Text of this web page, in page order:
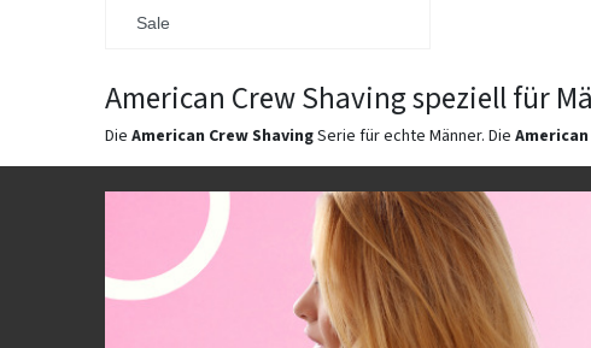
Sale
American Crew Shaving speziell für
Die American Crew ShavingSerie für echte Männer. Die